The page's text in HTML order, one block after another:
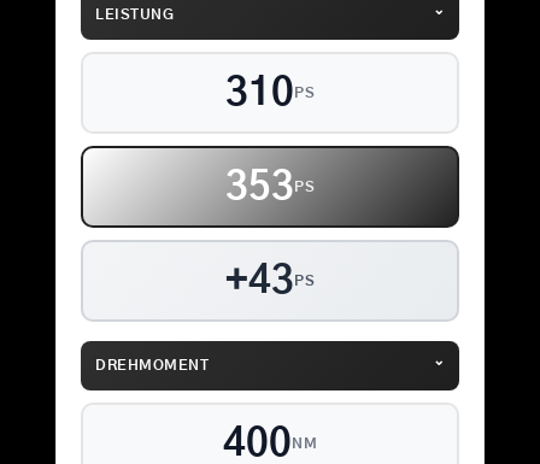
LEISTUNG ⌄
310 PS
353 PS
+43 PS
DREHMOMENT ⌄
400 NM